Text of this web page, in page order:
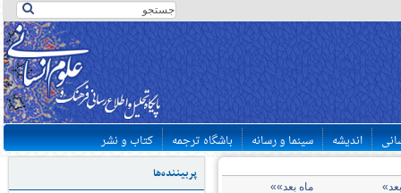
اندیشه سینما و رسانه باشگاه ترجمه کتاب و نشر
پربیننده‌ها
ماه بعد»»